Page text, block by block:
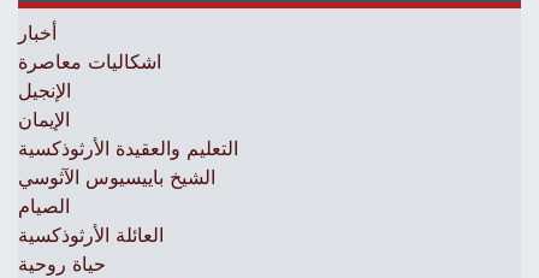
أخبار
اشكاليات معاصرة
الإنجيل
الإيمان
التعليم والعقيدة الأرثوذكسية
الشيخ باييسيوس الآثوسي
الصيام
العائلة الأرثوذكسية
حياة روحية